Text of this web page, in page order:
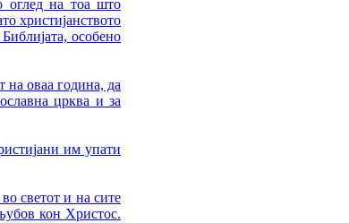
оглед на тоа што
христијанството
особено
на оваа година, да
црква и за
им упати
светот и на сите
кон Христос.